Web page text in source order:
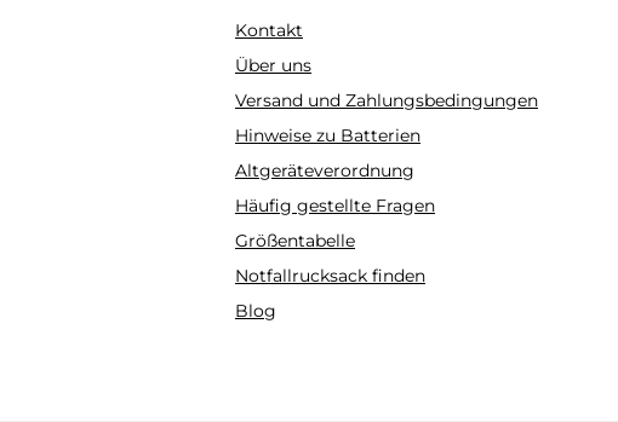
Kontakt
Über uns
Versand und Zahlungsbedingungen
Hinweise zu Batterien
Altgeräteverordnung
Häufig gestellte Fragen
Größentabelle
Notfallrucksack finden
Blog